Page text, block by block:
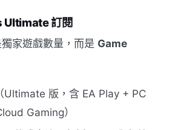
Ultimate 訂閱
家遊戲數量，而是 Game
Ultimate 版，含 EA Play + PC
Gaming）